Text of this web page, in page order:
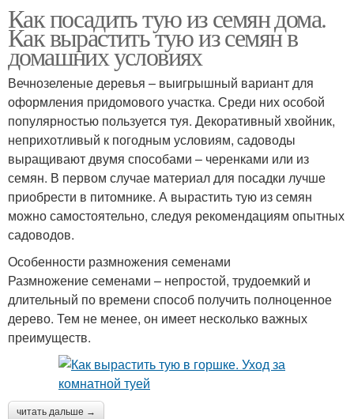
Как посадить тую из семян дома.
Как вырастить тую из семян в
домашних условиях
Вечнозеленые деревья – выигрышный вариант для
оформления придомового участка. Среди них особой
популярностью пользуется туя. Декоративный хвойник,
неприхотливый к погодным условиям, садоводы
выращивают двумя способами – черенками или из
семян. В первом случае материал для посадки лучше
приобрести в питомнике. А вырастить тую из семян
можно самостоятельно, следуя рекомендациям опытных
садоводов.
Особенности размножения семенами
Размножение семенами – непростой, трудоемкий и
длительный по времени способ получить полноценное
дерево. Тем не менее, он имеет несколько важных
преимуществ.
читать дальше →